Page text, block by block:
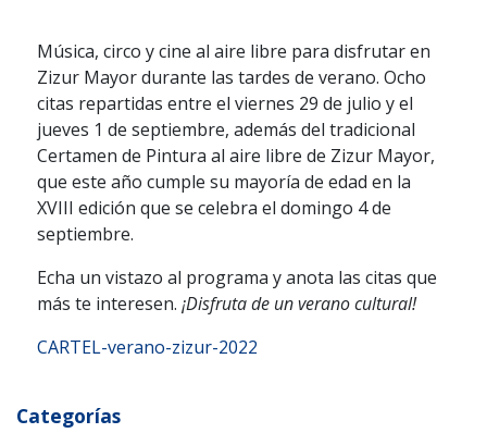
Música, circo y cine al aire libre para disfrutar en
Zizur Mayor durante las tardes de verano. Ocho
citas repartidas entre el viernes 29 de julio y el
jueves 1 de septiembre, además del tradicional
Certamen de Pintura al aire libre de Zizur Mayor,
que este año cumple su mayoría de edad en la
XVIII edición que se celebra el domingo 4 de
septiembre.
Echa un vistazo al programa y anota las citas que
más te interesen. ¡Disfruta de un verano cultural!
CARTEL-verano-zizur-2022
Categorías